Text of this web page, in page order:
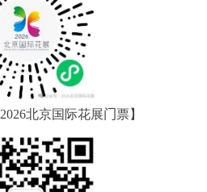
2026北京国际花展门 票】